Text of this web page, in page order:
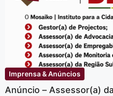
Imprensa & Anúncios
Anúncio – Assessor(a)